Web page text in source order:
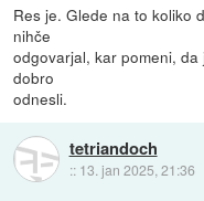
Res je. Glede na to koliko
nihče
odgovarjal, kar pomeni,
dobro
odnesli.
tetriandoch
:: 13. jan 2025, 21:36